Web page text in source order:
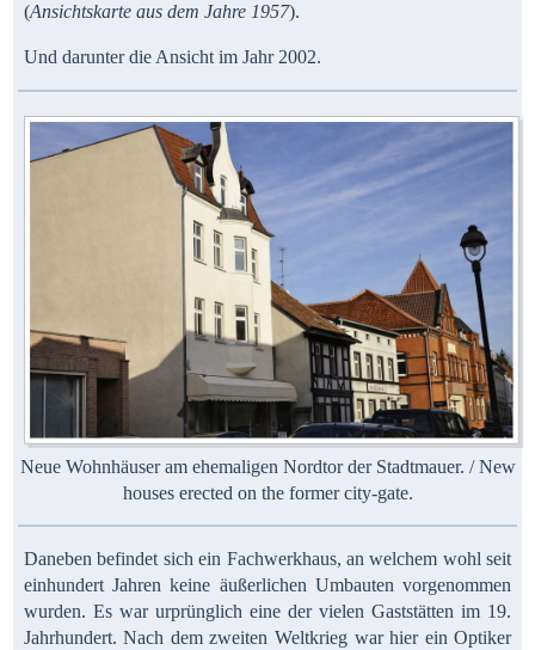
(Ansichtskarte aus dem Jahre 1957).
Und darunter die Ansicht im Jahr 2002.
Neue Wohnhäuser am ehemaligen Nordtor der Stadtmauer. / New
houses erected on the former city-gate.
Daneben befindet sich ein Fachwerkhaus, an welchem wohl seit
einhundert Jahren keine äußerlichen Umbauten vorgenommen
wurden. Es war urprünglich eine der vielen Gaststätten im 19.
Jahrhundert. Nach dem zweiten Weltkrieg war hier ein Optiker